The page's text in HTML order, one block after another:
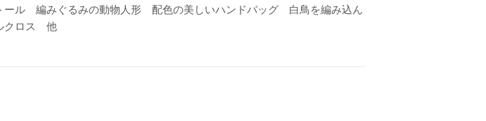
ール 編みぐるみの動物人形 配色の美しいハンドバッグ 白鳥を編み込ん
クロス 他